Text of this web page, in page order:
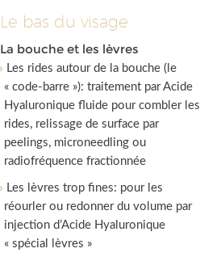
Le bas du visage
La bouche et les lèvres
Les rides autour de la bouche (le
« code-barre »): traitement par Acide
Hyaluronique fluide pour combler les
rides, relissage de surface par
peelings, microneedling ou
radiofréquence fractionnée
Les lèvres trop fines: pour les
réourler ou redonner du volume par
injection d’Acide Hyaluronique
« spécial lèvres »